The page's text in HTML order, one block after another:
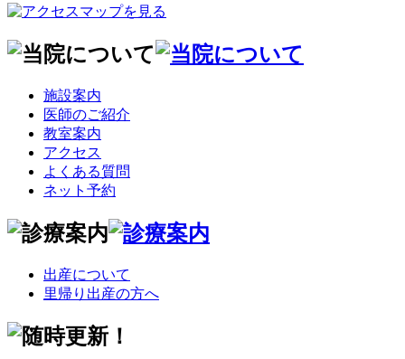
施設案内
医師のご紹介
教室案内
アクセス
よくある質問
ネット予約
出産について
里帰り出産の方へ